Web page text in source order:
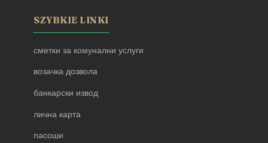
SZYBKIE LINKI
сметки за комунални услуги
возачка дозвола
банкарски извод
лична карта
пасоши